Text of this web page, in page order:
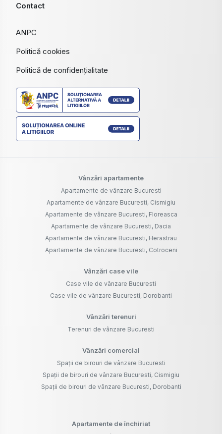
Contact
ANPC
Politică cookies
Politică de confidențialitate
Vânzări apartamente
Apartamente de vânzare Bucuresti
Apartamente de vânzare Bucuresti, Cismigiu
Apartamente de vânzare Bucuresti, Floreasca
Apartamente de vânzare Bucuresti, Dacia
Apartamente de vânzare Bucuresti, Herastrau
Apartamente de vânzare Bucuresti, Cotroceni
Vânzări case vile
Case vile de vânzare Bucuresti
Case vile de vânzare Bucuresti, Dorobanti
Vânzări terenuri
Terenuri de vânzare Bucuresti
Vânzări comercial
Spații de birouri de vânzare Bucuresti
Spații de birouri de vânzare Bucuresti, Cismigiu
Spații de birouri de vânzare Bucuresti, Dorobanti
Apartamente de închiriat